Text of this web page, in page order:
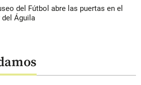
del Fútbol abre las puertas en el
del Águila